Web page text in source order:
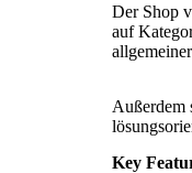
Der Shop
auf
Außerdem
Key